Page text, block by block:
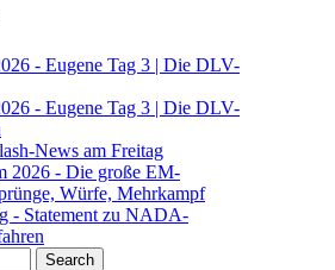
- Eugene Tag 3 | Die DLV-
- Eugene Tag 3 | Die DLV-
News am Freitag
2026 - Die große EM-
Würfe, Mehrkampf
- Statement zu NADA-
Search